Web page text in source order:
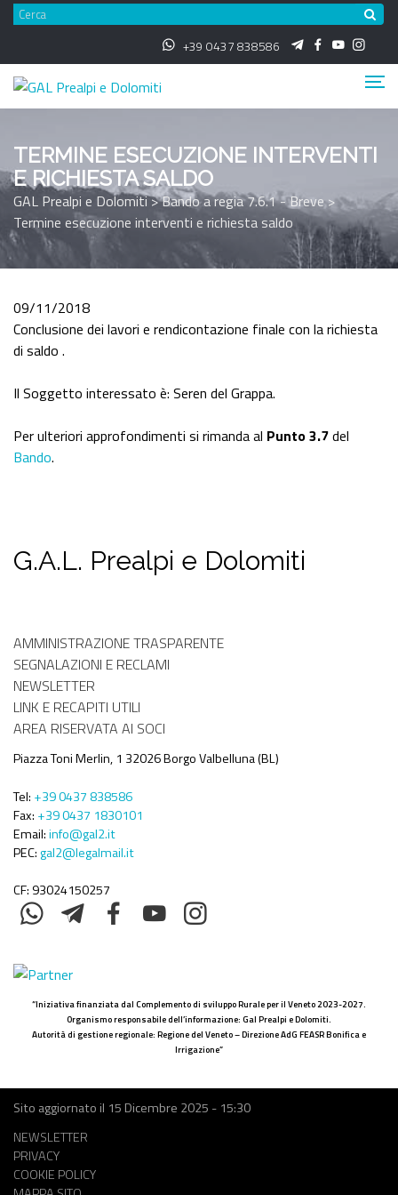
Vai
+39 0437 838586
TERMINE ESECUZIONE INTERVENTI
E RICHIESTA SALDO
GAL Prealpi e Dolomiti>Bando a regia 7.6.1 - Breve>
Termine esecuzione interventi e richiesta saldo
09/11/2018
Conclusione dei lavori e rendicontazione finale con la richiesta
di saldo .
Il Soggetto interessato è: Seren del Grappa.
Per ulteriori approfondimenti si rimanda al Punto 3.7del
Bando.
G.A.L. Prealpi e Dolomiti
Menù
Amministrativo
AMMINISTRAZIONE TRASPARENTE
SEGNALAZIONI E RECLAMI
NEWSLETTER
LINK E RECAPITI UTILI
AREA RISERVATA AI SOCI
Piazza Toni Merlin, 1 32026 Borgo Valbelluna (BL)
Tel: +39 0437 838586
Fax: +39 0437 1830101
Email:info@gal2.it
PEC:gal2@legalmail.it
CF: 93024150257
“Iniziativa finanziata dal Complemento di sviluppo Rurale per il Veneto 2023-2027.
Organismo responsabile dell’informazione: Gal Prealpi e Dolomiti.
Autorità di gestione regionale: Regione del Veneto – Direzione AdG FEASR Bonifica e
Irrigazione”
Sito aggiornato il 15 Dicembre 2025 - 15:30
Menù
Footer
NEWSLETTER
PRIVACY
COOKIE POLICY